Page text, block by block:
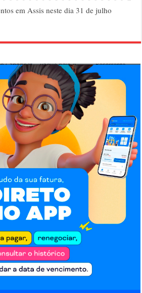
em Assis neste dia 31 de julho